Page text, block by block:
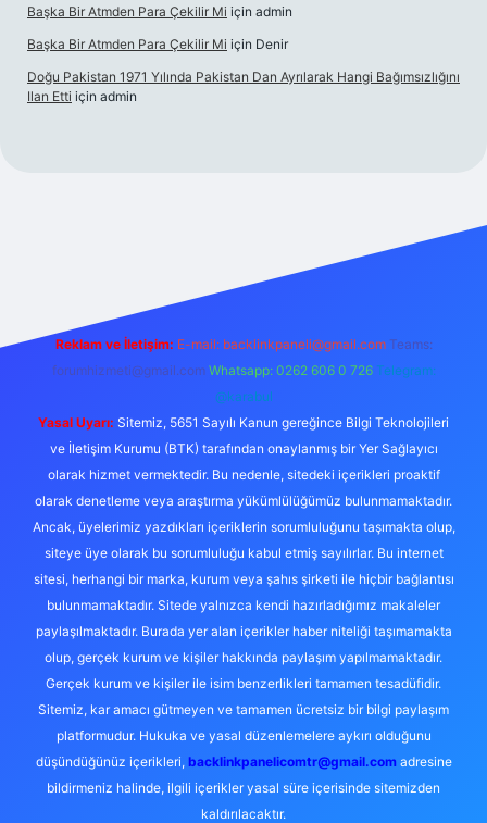
Başka Bir Atmden Para Çekilir Mi için admin
Başka Bir Atmden Para Çekilir Mi için Denir
Doğu Pakistan 1971 Yılında Pakistan Dan Ayrılarak Hangi Bağımsızlığını
Ilan Etti için admin
Reklam ve İletişim: E-mail: backlinkpaneli@gmail.com Teams:
forumhizmeti@gmail.com Whatsapp: 0262 606 0 726 Telegram:
@karabul
Yasal Uyarı: Sitemiz, 5651 Sayılı Kanun gereğince Bilgi Teknolojileri
ve İletişim Kurumu (BTK) tarafından onaylanmış bir Yer Sağlayıcı
olarak hizmet vermektedir. Bu nedenle, sitedeki içerikleri proaktif
olarak denetleme veya araştırma yükümlülüğümüz bulunmamaktadır.
Ancak, üyelerimiz yazdıkları içeriklerin sorumluluğunu taşımakta olup,
siteye üye olarak bu sorumluluğu kabul etmiş sayılırlar. Bu internet
sitesi, herhangi bir marka, kurum veya şahıs şirketi ile hiçbir bağlantısı
bulunmamaktadır. Sitede yalnızca kendi hazırladığımız makaleler
paylaşılmaktadır. Burada yer alan içerikler haber niteliği taşımamakta
olup, gerçek kurum ve kişiler hakkında paylaşım yapılmamaktadır.
Gerçek kurum ve kişiler ile isim benzerlikleri tamamen tesadüfidir.
Sitemiz, kar amacı gütmeyen ve tamamen ücretsiz bir bilgi paylaşım
platformudur. Hukuka ve yasal düzenlemelere aykırı olduğunu
düşündüğünüz içerikleri, backlinkpanelicomtr@gmail.comadresine
bildirmeniz halinde, ilgili içerikler yasal süre içerisinde sitemizden
kaldırılacaktır.